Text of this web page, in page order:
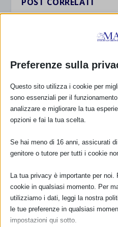
SAM 2024 a Mirandola e
resoconto
Preferenze sulla
Questo sito utilizza i cookie per
sono essenziali per il
analizzare e migliorare la tua
opzioni e fai la tua scelta.
Se hai meno di 16 anni, assicurati
genitore o tutore per tutti i cookie
La tua privacy è importante per noi.
cookie in qualsiasi momento. Per
utilizziamo i dati, leggi la nostra
le tue preferenze in qualsiasi
impostazioni qui sotto.